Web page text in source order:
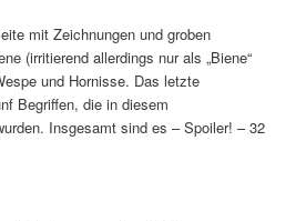
mit Zeichnungen und groben
(irritierend allerdings nur als „Biene“
und Hornisse. Das letzte
Begriffen, die in diesem
Insgesamt sind es – Spoiler! – 32